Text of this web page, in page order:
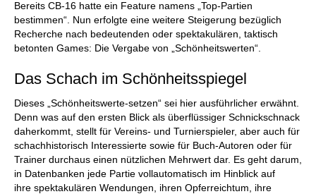
Bereits CB-16 hatte ein Feature namens „Top-Partien
bestimmen“. Nun erfolgte eine weitere Steigerung bezüglich
Recherche nach bedeutenden oder spektakulären, taktisch
betonten Games: Die Vergabe von „Schönheitswerten“.
Das Schach im Schönheitsspiegel
Dieses „Schönheitswerte-setzen“ sei hier ausführlicher erwähnt.
Denn was auf den ersten Blick als überflüssiger Schnickschnack
daherkommt, stellt für Vereins- und Turnierspieler, aber auch für
schachhistorisch Interessierte sowie für Buch-Autoren oder für
Trainer durchaus einen nützlichen Mehrwert dar. Es geht darum,
in Datenbanken jede Partie vollautomatisch im Hinblick auf
ihre spektakulären Wendungen, ihren Opferreichtum, ihre